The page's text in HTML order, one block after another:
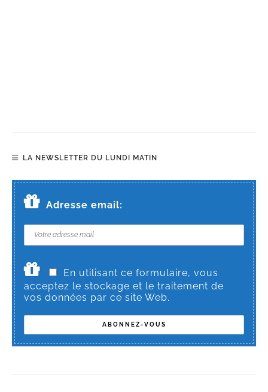
LA NEWSLETTER DU LUNDI MATIN
Adresse email:
En utilisant ce formulaire, vous
acceptez le stockage et le traitement de
vos données par ce site Web.